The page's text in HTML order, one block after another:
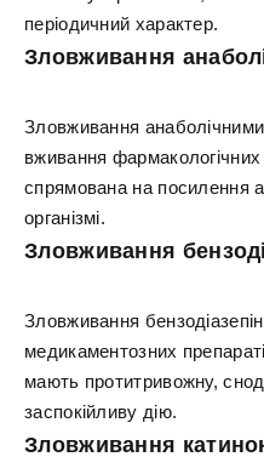
періодичний характер.
Зловживання
Зловживання
вживання фармакологічних
спрямована на посилення
організмі.
Зловживання
Зловживання
медикаментозних
мають протитривожну,
заспокійливу дію.
Зловживання